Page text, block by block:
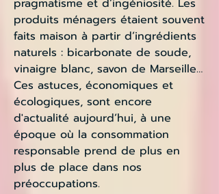
pragmatisme et d’ingéniosité. Les
produits ménagers étaient souvent
faits maison à partir d’ingrédients
naturels : bicarbonate de soude,
vinaigre blanc, savon de Marseille…
Ces astuces, économiques et
écologiques, sont encore
d'actualité aujourd’hui, à une
époque où la consommation
responsable prend de plus en
plus de place dans nos
préoccupations.